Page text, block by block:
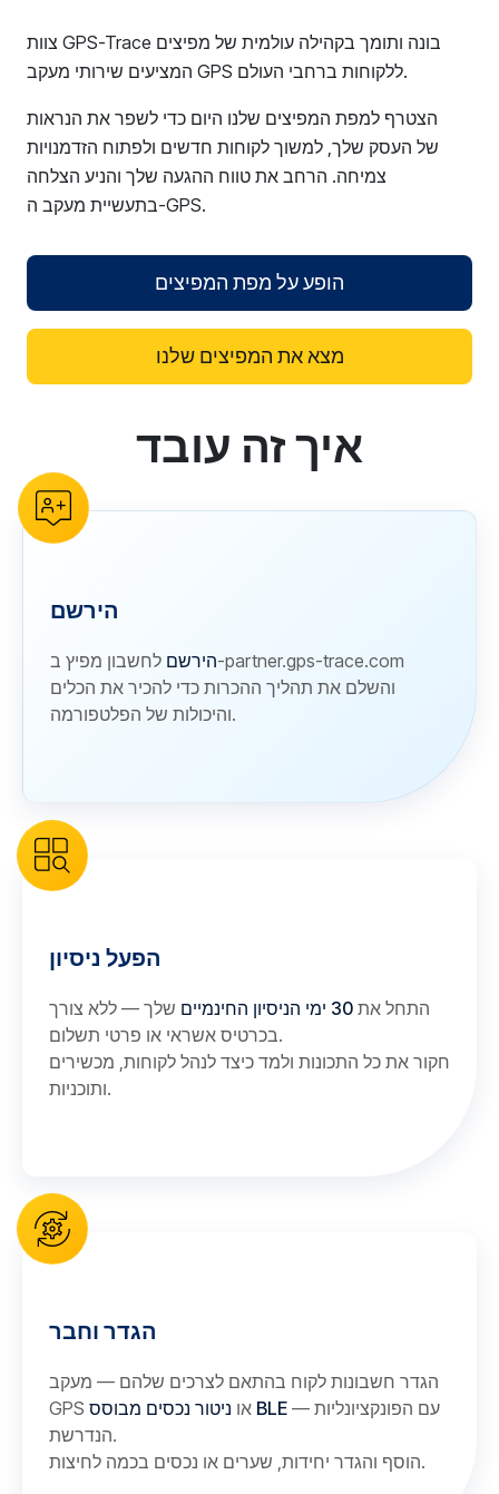
צוות GPS-Trace בונה ותומך בקהילה עולמית של מפיצים
המציעים שירותי מעקב GPS ללקוחות ברחבי העולם.
הצטרף למפת המפיצים שלנו היום כדי לשפר את הנראות
של העסק שלך, למשוך לקוחות חדשים ולפתוח הזדמנויות
צמיחה. הרחב את טווח ההגעה שלך והניע הצלחה
בתעשיית מעקב ה-GPS.
הופע על מפת המפיצים
מצא את המפיצים שלנו
reCAPTCHA verificationאיך זה עובד
הירשם
הירשם לחשבון מפיץ ב-partner.gps-trace.com
והשלם את תהליך ההכרות כדי להכיר את הכלים
והיכולות של הפלטפורמה.
הפעל ניסיון
התחל את 30 ימי הניסיון החינמיים
שלך — ללא צורך
בכרטיס אשראי או פרטי תשלום.
חקור את כל התכונות ולמד כיצד לנהל לקוחות, מכשירים
ותוכניות.
הגדר וחבר
הגדר חשבונות לקוח בהתאם לצרכים שלהם — מעקב
GPS או ניטור נכסים מבוסס BLE — עם הפונקציונליות
הנדרשת.
הוסף והגדר יחידות, שערים או נכסים בכמה לחיצות.